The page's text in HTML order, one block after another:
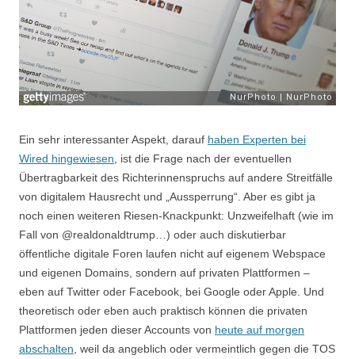
Ein sehr interessanter Aspekt, darauf haben Experten bei
Wired hingewiesen , ist die Frage nach der eventuellen
Übertragbarkeit des Richterinnenspruchs auf andere Streitfälle
von digitalem Hausrecht und „Aussperrung“. Aber es gibt ja
noch einen weiteren Riesen-Knackpunkt: Unzweifelhaft (wie im
Fall von @realdonaldtrump…) oder auch diskutierbar
öffentliche digitale Foren laufen nicht auf eigenem Webspace
und eigenen Domains, sondern auf privaten Plattformen –
eben auf Twitter oder Facebook, bei Google oder Apple. Und
theoretisch oder eben auch praktisch können die privaten
Plattformen jeden dieser Accounts von heute auf morgen
abschalten , weil da angeblich oder vermeintlich gegen die TOS